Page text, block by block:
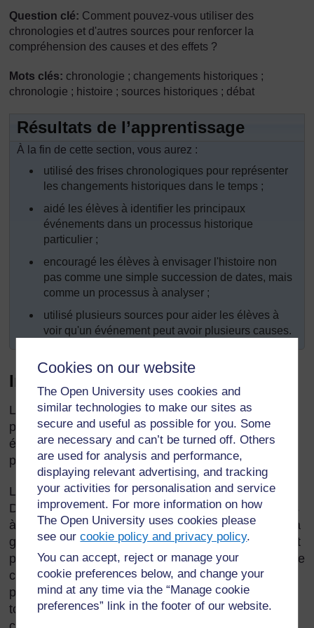
Cookies on our website
The Open University uses cookies and
similar technologies to make our sites as
secure and useful as possible for you. Some
are necessary and can’t be turned off. Others
are used for analysis and performance,
displaying relevant advertising, and tracking
your activities for personalisation and service
improvement. For more information on how
The Open University uses cookies please
see ourcookie policy and privacy policy.
You can accept, reject or manage your
cookie preferences below, and change your
mind at any time via the “Manage cookie
preferences” link in the footer of our website.
Question clé: Comment pouvez-vous utiliser des
chronologies et d'autres sources pour renforcer la
compréhension des causes et des effets ?
Mots clés: chronologie ; changements historiques ;
chronologie ; histoire ; sources historiques ; débat
Résultats de l’apprentissage
À la fin de cette section, vous aurez :
utilisé des frises chronologiques pour représenter
les changements historiques dans le temps ;
aidé les élèves à identifier les principaux
événements dans un processus historique
particulier ;
encouragé les élèves à envisager l'histoire non
pas comme une simple succession de dates, mais
comme un processus à analyser ;
utilisé plusieurs sources pour aider les élèves à
voir qu'un événement peut avoir plusieurs causes.
Introduction
Lorsque vous aidez vos élèves à comprendre le
passé, il est important de pouvoir classer les
événements dans l'ordre dans lequel ils se sont
produits.
Les élèves butent souvent sur le concept du temps.
Dans cette section, vous aiderez d'abord vos élèves
à diviser le temps en périodes qui sont plus faciles à
gérer ; lorsqu'ils sont capables de le faire, ils doivent
penser à l'ordre des événements et à l'importance de
ce classement. Avec des jeunes élèves, vous
pouvez les aider à faire ce classement comme pour
tout autre travail, puis passer à des activités plus